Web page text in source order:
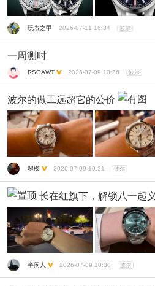
玩表之甲 2026-07-11 16:34 波尔
一周测时
RSGAWT 2026-07-09 10:36 波尔
波尔的做工远超它的公价
曌榤 2026-07-09 10:31 波尔
长在红旗下，解锁八一起
半闲人 2026-07-09 10:30 波尔